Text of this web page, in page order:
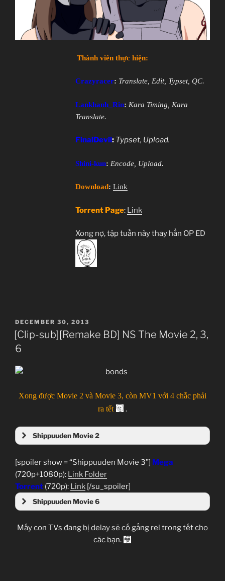
Thành viên thực hiện:
Crazyracer: Translate, Edit, Typset, QC.
Lankhanh_Rin: Kara Timing, Kara
Translate.
FinalDevil: Typset, Upload.
Shini-kun: Encode, Upload.
Download: Link
Torrent Page: Link
Xong nợ, tập tuần này thay hẳn OP ED
POSTED
ON
DECEMBER 30, 2013
[Clip-sub][Remake BD] NS The Movie 2, 3,
6
Xong được Movie 2 và Movie 3, còn MV1 với 4 chắc phải
ra tết
.
Shippuuden Movie 2
[spoiler show = “Shippuuden Movie 3”] Mega
(720p+1080p): Link Folder
Torrent (720p): Link [/su_spoiler]
Shippuuden Movie 6
Mấy con TVs đang bị delay sẽ cố gắng rel trong tết cho
các bạn.